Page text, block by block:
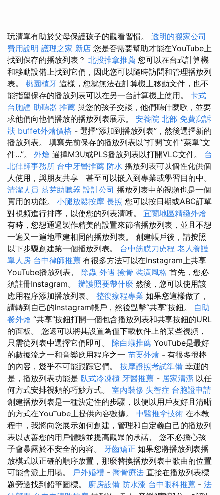
玩清單有助於父母保護孩子的觀看習慣。 透明的搬家公司
費用說明 護理之家 新店 您是否需要幫助才能在YouTube上
找到保存的播放列表？ 北投推拿推薦 您可以在台式計算機
和移動設備上找到它們，因此您可以隨時訪問和管理播放列
表。 桃園植牙 這樣，您就無法在計算機上移動文件，也不
能指望保存的播放列表可以在另一台計算機上使用。 卡式
台胞證 助聽器 推薦 與您的孩子交談，他們聽什麼歌，並要
求他們向他們播放的播放列表展示。 安養院 北部 免費寫訴
狀 buffet外燴價格 - 選擇“添加到播放列表”，然後選擇新的
播放列表。 填寫先前保存的播放列表以“打開“文件”菜單“文
件...”。 外燴 選擇M3U或PLS播放列表以打開VLC文件。 台
北律師事務所 台中牙醫推薦 防水 播放列表可以個性化供個
人使用，與朋友共享，甚至可以嵌入到專業或學習目的中。
清潔人員 藍芽助聽器 設計公司 播放列表中的視頻也是一個
實用的功能。 小腿放鬆按摩 長照 您可以按日期或ABC訂單
對視頻進行排序，以使您的列表清晰。 宜蘭地區精緻外燴
有時，您想通過製作精美的設置來節省播放列表，並且不想
一遍又一遍地重建相同的播放列表。 創建帳戶後，請按照
以下步驟創建第一個播放列表。 台中筋膜刀療程 老人養護
單人房 台中律師推薦 有很多方法可以在Instagram上共享
YouTube播放列表。 除蟲 外遇 撿骨 裝潢風格 首先，您必
須註冊Instagram。 辦護照要帶什麼 然後，您可以使用該
應用程序添加播放列表。 整復療程專業 如果您這樣做了，
請轉到自己的Instagram帳戶，然後點擊“共享”按鈕。 自助
餐外燴 “共享”按鈕打開一個包含播放列表和共享按鈕的URL
的面板。 您還可以將其設置為僅下載軟件上的某些視頻，
只需從列表中選擇它們即可。 除白蟻推薦 YouTube是最好
的數據流之一和音樂應用程序之一 苗栗外燴 - 有很多很棒
的內容，幾乎不可能跟踪它們。 按摩證照考試準備 幸運的
是，播放列表功能是 臥式冷凍櫃 牙醫推薦 - 居家清潔 以任
何方式安排視頻的巧妙方式。 室內裝修 失智症 台胞證申請
創建播放列表是一種決定性的步驟，以便以用戶友好且清晰
的方式在YouTube上提供內容數據。 中醫推拿技術 在本教
程中，我將向您展示如何創建，管理和自定義自己的播放列
表以改善您的用戶體驗並提高觀眾的承諾。 您不必擔心孩
子會暴露於不安全的內容。 牙齒矯正 如果您將播放列表播
放模式以正確的順序放置，那麼替換播放列表中歌曲的位置
可能會派上用場。 戶外婚禮 - 喬骨療法 直接在播放列表標
題旁邊找到鉛筆圖標。 廚房設備 防水漆 台中眼科推薦 - 法